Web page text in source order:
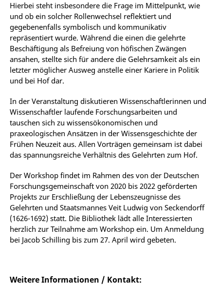
Hierbei steht insbesondere die Frage im Mittelpunkt, wie
und ob ein solcher Rollenwechsel reflektiert und
gegebenenfalls symbolisch und kommunikativ
repräsentiert wurde. Während die einen die gelehrte
Beschäftigung als Befreiung von höfischen Zwängen
ansahen, stellte sich für andere die Gelehrsamkeit als ein
letzter möglicher Ausweg anstelle einer Kariere in Politik
und bei Hof dar.
In der Veranstaltung diskutieren Wissenschaftlerinnen und
Wissenschaftler laufende Forschungsarbeiten und
tauschen sich zu wissensökonomischen und
praxeologischen Ansätzen in der Wissensgeschichte der
Frühen Neuzeit aus. Allen Vorträgen gemeinsam ist dabei
das spannungsreiche Verhältnis des Gelehrten zum Hof.
Der Workshop findet im Rahmen des von der Deutschen
Forschungsgemeinschaft von 2020 bis 2022 geförderten
Projekts zur Erschließung der Lebenszeugnisse des
Gelehrten und Staatsmannes Veit Ludwig von Seckendorff
(1626-1692) statt. Die Bibliothek lädt alle Interessierten
herzlich zur Teilnahme am Workshop ein. Um Anmeldung
bei Jacob Schilling bis zum 27. April wird gebeten.
Weitere Informationen / Kontakt: